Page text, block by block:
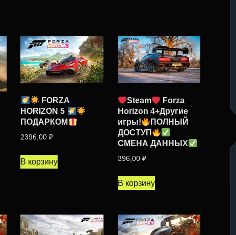
FORZA
HORIZON 5
ПОДАРКОМ
2396,00₽
В корзину
Steam
Forza
Horizon 4+Другие
игры!
ПОЛНЫЙ
ДОСТУП
СМЕНА ДАННЫХ
396,00 ₽
В корзину